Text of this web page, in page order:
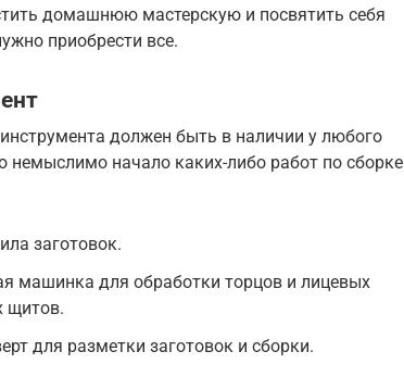
домашнюю мастерскую и посвятить себя
приобрести все.
должен быть в наличии у любого
немыслимо начало каких-либо работ по сборке
заготовок.
машинка для обработки торцов и лицевых
щитов.
для разметки заготовок и сборки.